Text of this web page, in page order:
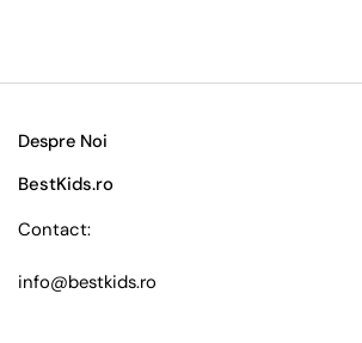
Despre Noi
BestKids.ro
Contact:
info@bestkids.ro